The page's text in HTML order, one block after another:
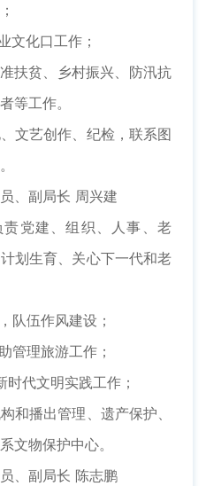
文化口工作；
扶贫、乡村振兴、防汛抗
等工作。
文艺创作、纪检，联系图
、副局长 周兴建
责党建、组织、人事、老
划生育、关心下一代和老
队伍作风建设；
管理旅游工作；
时代文明实践工作；
和播出管理、遗产保护、
文物保护中心。
、副局长 陈志鹏